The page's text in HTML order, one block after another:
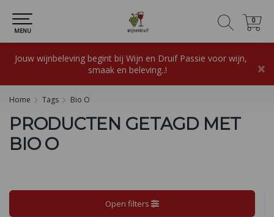
0
0
MENU
Jouw wijnbeleving begint bij Wijn en Druif Passie voor wijn,
smaak en beleving..!
×
Home Tags Bio O
PRODUCTEN GETAGD MET
BIO O
Open filters